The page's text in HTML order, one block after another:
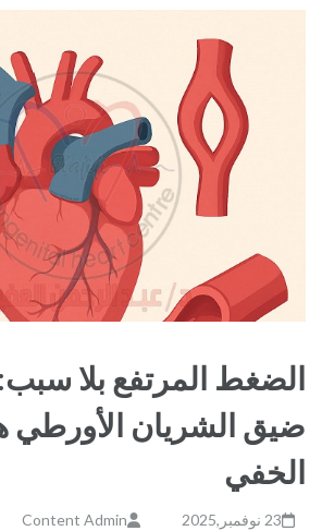
الضغط المرتفع بلا
ضيق الشريان الأورطي
الخفي
23 نوفمبر,2025 Content Admin